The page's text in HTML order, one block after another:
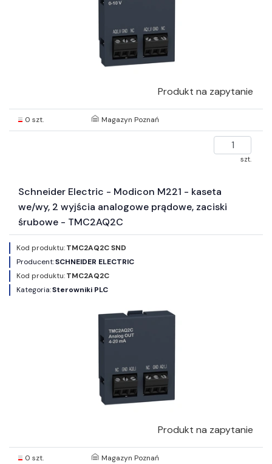
Produkt na zapytanie
0 szt. Magazyn Poznań
szt.
Schneider Electric - Modicon M221 - kaseta
we/wy, 2 wyjścia analogowe prądowe, zaciski
śrubowe - TMC2AQ2C
Kod produktu:TMC2AQ2C SND
Producent:SCHNEIDER ELECTRIC
Kod produktu:TMC2AQ2C
Kategoria:Sterowniki PLC
Produkt na zapytanie
0 szt. Magazyn Poznań